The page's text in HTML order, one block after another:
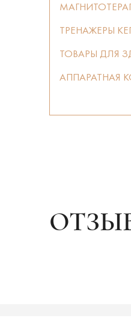
ТРЕНАЖЕРЫ
ТОВАРЫ ДЛЯ
АППАРАТНАЯ